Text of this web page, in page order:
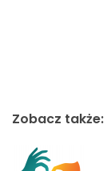
Zobacz także: